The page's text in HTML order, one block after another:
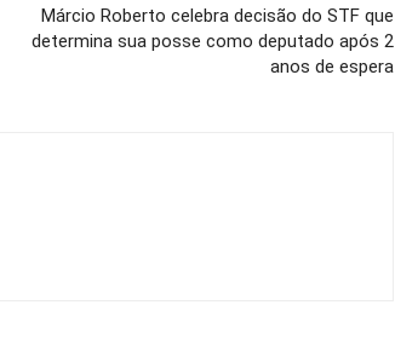
Márcio Roberto celebra decisão do STF que
determina sua posse como deputado após 2
anos de espera